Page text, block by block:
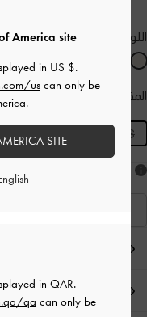
اللون:
المقاس: - غير متوفّر
XS
هل أعجبكَ ما رأيت؟
تفاصيل المنتج
in QAR.
qa can only be
America site
in US $.
us can only be
SITE